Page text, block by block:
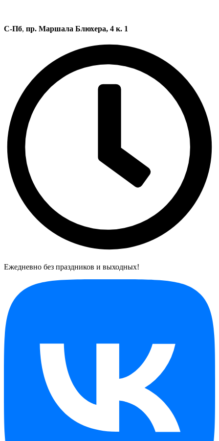
С-Пб, пр. Маршала Блюхера, 4 к. 1
Ежедневно без праздников и выходных!